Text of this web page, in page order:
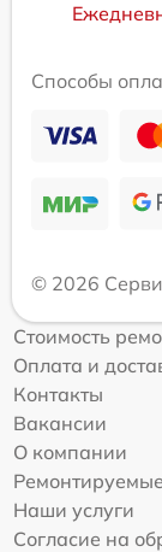
Способы
© 2026
Стоимость
Оплата и
Контакты
Вакансии
О компании
Наши услуги
Согласие на